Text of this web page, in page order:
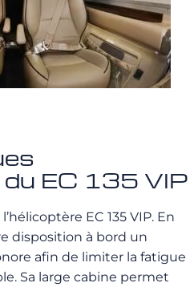
EC 135 VIP
EC 135 VIP. En
disposition à bord un
afin de limiter la fatigue
Sa large cabine permet